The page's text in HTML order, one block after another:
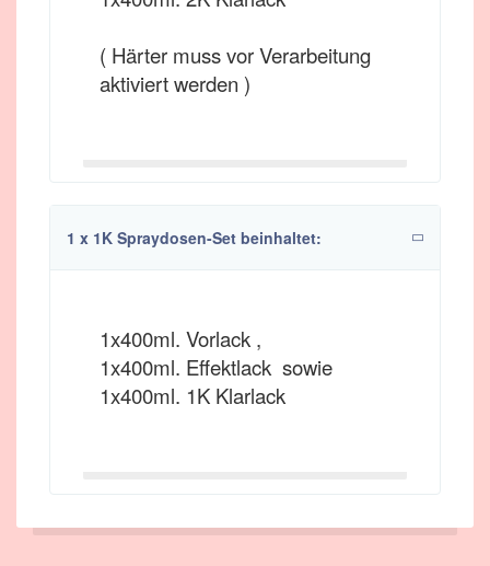
( Härter muss vor Verarbeitung
aktiviert werden )
1 x 1K Spraydosen-Set beinhaltet:
1x400ml. Vorlack ,
1x400ml. Effektlack sowie
1x400ml. 1K Klarlack